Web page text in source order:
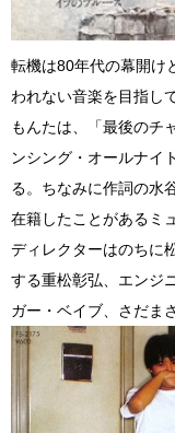
転機は80年代の幕開け
われない音楽を目指し
もんたは、「最後のチ
ンシング・オールナイ
る。ちなみに作詞の水
在籍したことがあるミ
ディレクターはのちに
する重松彰弘、エンジ
ガー・ベイブ、さだま